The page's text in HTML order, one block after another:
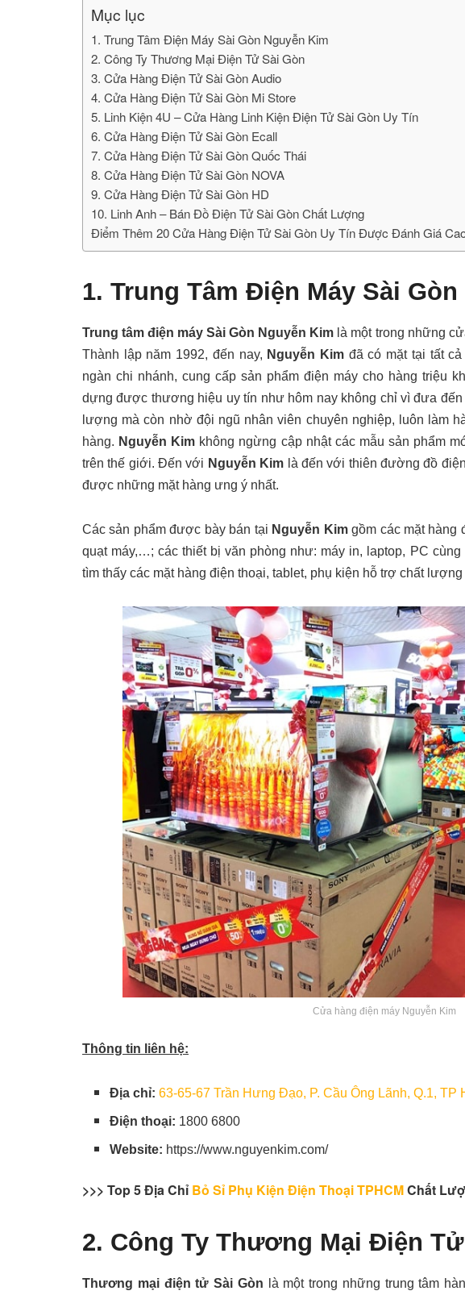
Mục lục
1. Trung Tâm Điện Máy Sài Gòn Nguyễn Kim
2. Công Ty Thương Mại Điện Tử Sài Gòn
3. Cửa Hàng Điện Tử Sài Gòn Audio
4. Cửa Hàng Điện Tử Sài Gòn Mi Store
5. Linh Kiện 4U – Cửa Hàng Linh Kiện Điện Tử Sài Gòn Uy Tín
6. Cửa Hàng Điện Tử Sài Gòn Ecall
7. Cửa Hàng Điện Tử Sài Gòn Quốc Thái
8. Cửa Hàng Điện Tử Sài Gòn NOVA
9. Cửa Hàng Điện Tử Sài Gòn HD
10. Linh Anh – Bán Đồ Điện Tử Sài Gòn Chất Lượng
Điểm Thêm 20 Cửa Hàng Điện Tử Sài Gòn Uy Tín Được Đánh Giá
1. Trung Tâm Điện Máy Sài
Trung tâm điện máy Sài Gòn Nguyễn Kim là một trong những
Thành lập năm 1992, đến nay, Nguyễn Kim đã có mặt tại tất
ngàn chi nhánh, cung cấp sản phẩm điện máy cho hàng triệu
dựng được thương hiệu uy tín như hôm nay không chỉ vì đưa
lượng mà còn nhờ đội ngũ nhân viên chuyên nghiệp, luôn làm
hàng. Nguyễn Kim không ngừng cập nhật các mẫu sản phẩm
trên thế giới. Đến với Nguyễn Kim là đến với thiên đường đồ
được những mặt hàng ưng ý nhất.
Các sản phẩm được bày bán tại Nguyễn Kimgồm các mặt hàng
quạt máy,…; các thiết bị văn phòng như: máy in, laptop, PC
tìm thấy các mặt hàng điện thoại, tablet, phụ kiện hỗ trợ chất lượng
Cửa hàng điện máy Nguyễn Kim
Thông tin liên hệ:
Địa chỉ:63-65-67 Trần Hưng Đạo, P. Cầu Ông Lãnh, Q.1, TP
Điện thoại: 1800 6800
Website: https://www.nguyenkim.com/
>>> Top 5 Địa Chỉ Bỏ Sỉ Phụ Kiện Điện Thoại TPHCMChất
2. Công Ty Thương Mại Điện
Thương mại điện tử Sài Gòn là một trong những trung tâm